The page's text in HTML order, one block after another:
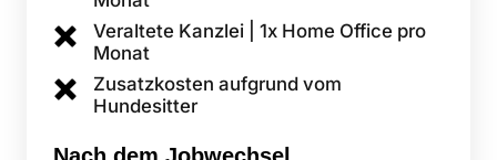
Veraltete Kanzlei | 1x Home Office pro
Monat
Zusatzkosten aufgrund vom
Hundesitter